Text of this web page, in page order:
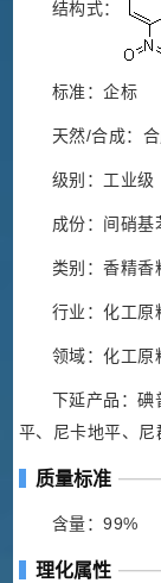
结构式：
标准：企标
天然/合成：
级别：工业级
成份：间硝基
类别：香精香
行业：化工原
领域：化工原
下延产品：碘
平、尼卡地平、
质量标准
含量：99%
理化属性